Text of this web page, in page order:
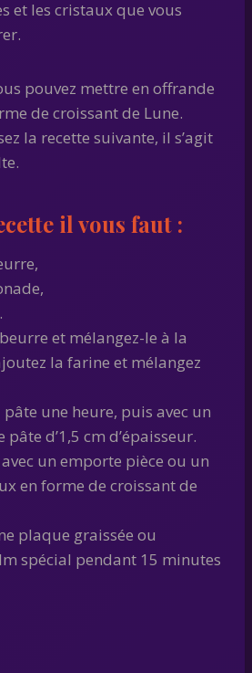
et les cristaux que vous
pouvez mettre en offrande
de croissant de Lune.
la recette suivante, il s’agit
il vous faut :
et mélangez-le à la
la farine et mélangez
une heure, puis avec un
d’1,5 cm d’épaisseur.
un emporte pièce ou un
en forme de croissant de
plaque graissée ou
spécial pendant 15 minutes